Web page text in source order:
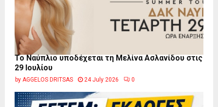
Το Ναύπλιο υποδέχεται τη Μελίνα Ασλανίδου στις
29 Ιουλίου
by AGGELOS DRITSAS 24 July 2026 0